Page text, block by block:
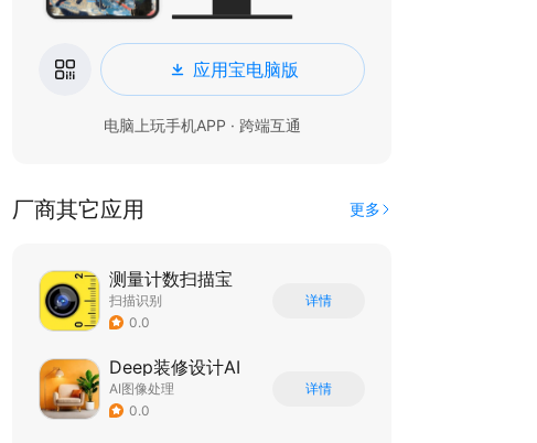
应用宝电脑版
电脑上玩手机APP · 跨端互通
厂商其它应用 更多
测量计数扫描宝
扫描识别
0.0
详情
Deep装修设计AI
AI图像处理
0.0
详情